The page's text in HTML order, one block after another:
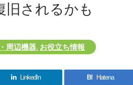
旧されるかも
周辺機器, お役立ち情報
LinkedIn B! Hatena